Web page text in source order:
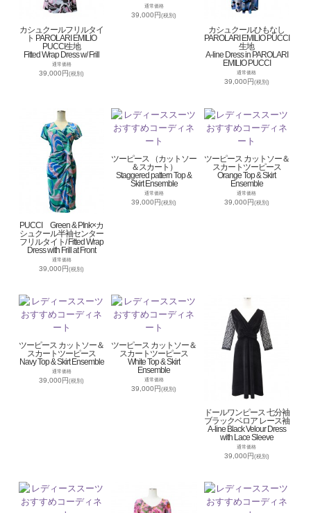
カシュクールフリルタイ
ト PAROLARI EMILIO
PUCCI生地
Fitted Wrap Dress w/ Frill
通常価格
39,000円(税別)
通常価格
39,000円(税別)
カシュクールひもなし
PAROLARI EMILIO PUCCI
生地
A-line Dress in PAROLARI
EMILIO PUCCI
通常価格
39,000円(税別)
PUCCI Green & PInk×カ
シュクール半袖センター
フリルタイト/ Fitted Wrap
Dress with Frill at Front
通常価格
39,000円(税別)
ツーピース （カットソー
＆スカート）
Staggered pattern Top &
Skirt Ensemble
通常価格
39,000円(税別)
ツーピース カットソー＆
スカートツーピース
Orange Top & Skirt
Ensemble
通常価格
39,000円(税別)
ツーピース カットソー＆
スカートツーピース
Navy Top & Skirt Ensemble
通常価格
39,000円(税別)
ツーピース カットソー＆
スカートツーピース
White Top & Skirt
Ensemble
通常価格
39,000円(税別)
ドールワンピース 七分袖
ブラックベロア レース袖
A-line Black Velour Dress
with Lace Sleeve
通常価格
39,000円(税別)